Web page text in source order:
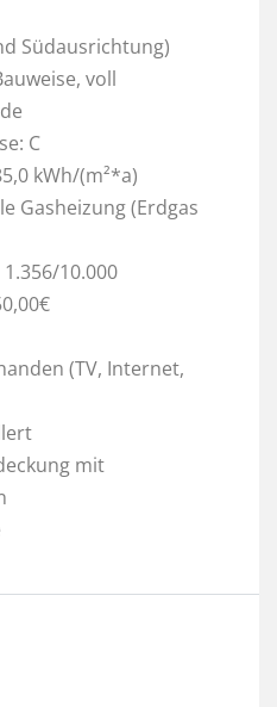
Südausrichtung)
voll
C
kWh/(m²*a)
Gasheizung (Erdgas
10.000
(TV, Internet,
mit